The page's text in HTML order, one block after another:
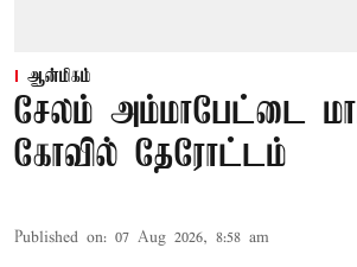
ஆன்மிகம்
சேலம் அம்மாபேட்டை
கோவில் தேரோட்டம்
Published on: 07 Aug 2026, 8:58 am